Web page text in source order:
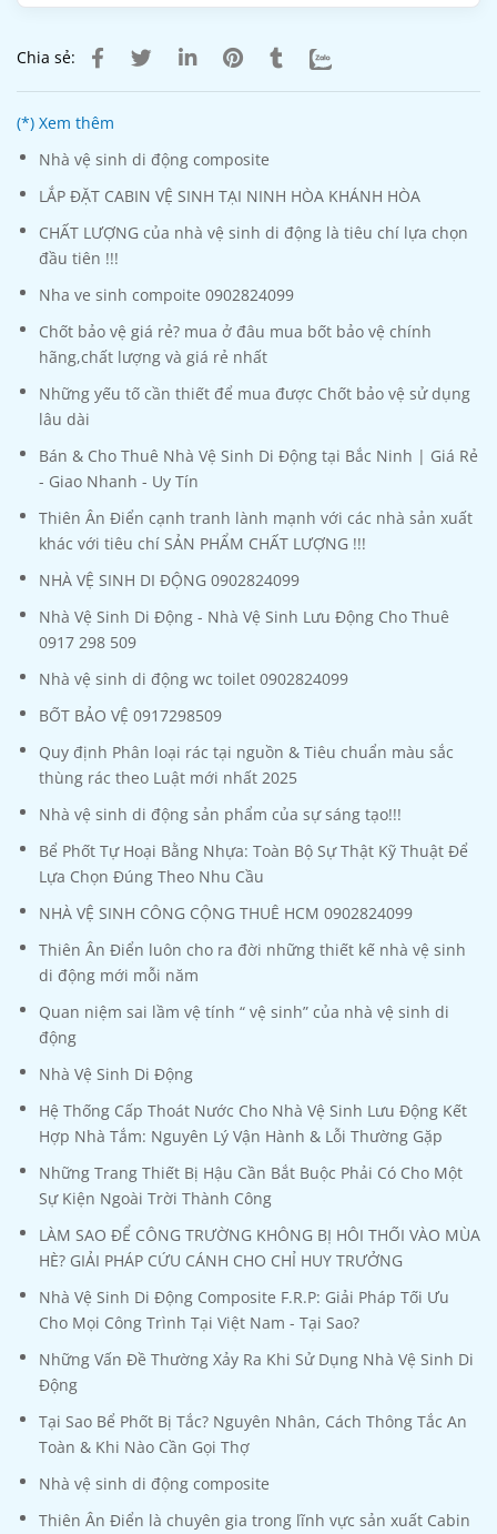
Chia sẻ:
(*) Xem thêm
Nhà vệ sinh di động composite
LẮP ĐẶT CABIN VỆ SINH TẠI NINH HÒA KHÁNH HÒA
CHẤT LƯỢNG của nhà vệ sinh di động là tiêu chí lựa chọn
đầu tiên !!!
Nha ve sinh compoite 0902824099
Chốt bảo vệ giá rẻ? mua ở đâu mua bốt bảo vệ chính
hãng,chất lượng và giá rẻ nhất
Những yếu tố cần thiết để mua được Chốt bảo vệ sử dụng
lâu dài
Bán & Cho Thuê Nhà Vệ Sinh Di Động tại Bắc Ninh | Giá Rẻ
- Giao Nhanh - Uy Tín
Thiên Ân Điển cạnh tranh lành mạnh với các nhà sản xuất
khác với tiêu chí SẢN PHẨM CHẤT LƯỢNG !!!
NHÀ VỆ SINH DI ĐỘNG 0902824099
Nhà Vệ Sinh Di Động - Nhà Vệ Sinh Lưu Động Cho Thuê
0917 298 509
Nhà vệ sinh di động wc toilet 0902824099
BỐT BẢO VỆ 0917298509
Quy định Phân loại rác tại nguồn & Tiêu chuẩn màu sắc
thùng rác theo Luật mới nhất 2025
Nhà vệ sinh di động sản phẩm của sự sáng tạo!!!
Bể Phốt Tự Hoại Bằng Nhựa: Toàn Bộ Sự Thật Kỹ Thuật Để
Lựa Chọn Đúng Theo Nhu Cầu
NHÀ VỆ SINH CÔNG CỘNG THUÊ HCM 0902824099
Thiên Ân Điển luôn cho ra đời những thiết kế nhà vệ sinh
di động mới mỗi năm
Quan niệm sai lầm vệ tính “ vệ sinh” của nhà vệ sinh di
động
Nhà Vệ Sinh Di Động
Hệ Thống Cấp Thoát Nước Cho Nhà Vệ Sinh Lưu Động Kết
Hợp Nhà Tắm: Nguyên Lý Vận Hành & Lỗi Thường Gặp
Những Trang Thiết Bị Hậu Cần Bắt Buộc Phải Có Cho Một
Sự Kiện Ngoài Trời Thành Công
LÀM SAO ĐỂ CÔNG TRƯỜNG KHÔNG BỊ HÔI THỐI VÀO MÙA
HÈ? GIẢI PHÁP CỨU CÁNH CHO CHỈ HUY TRƯỞNG
Nhà Vệ Sinh Di Động Composite F.R.P: Giải Pháp Tối Ưu
Cho Mọi Công Trình Tại Việt Nam - Tại Sao?
Những Vấn Đề Thường Xảy Ra Khi Sử Dụng Nhà Vệ Sinh Di
Động
Tại Sao Bể Phốt Bị Tắc? Nguyên Nhân, Cách Thông Tắc An
Toàn & Khi Nào Cần Gọi Thợ
Nhà vệ sinh di động composite
Thiên Ân Điển là chuyên gia trong lĩnh vực sản xuất Cabin